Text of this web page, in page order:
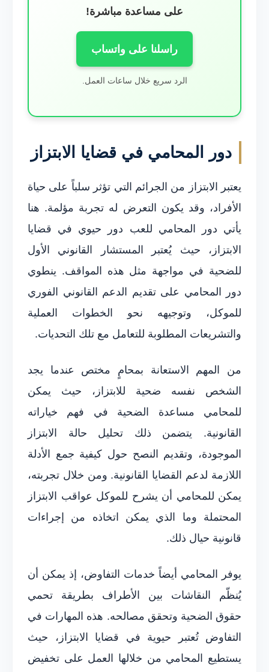
على مساعدة مباشرة!
راسلنا على واتساب
الرد سريع خلال ساعات العمل.
دور المحامي في قضايا الابتزاز
يعتبر الابتزاز من الجرائم التي تؤثر سلباً على حياة
الأفراد، وقد يكون التعرض له تجربة مؤلمة. هنا
يأتي دور المحامي للعب دور حيوي في قضايا
الابتزاز، حيث يُعتبر المستشار القانوني الأول
للضحية في مواجهة مثل هذه المواقف. ينطوي
دور المحامي على تقديم الدعم القانوني الفوري
للموكل، وتوجيهه نحو الخطوات العملية
والتشريعات المطلوبة للتعامل مع تلك التحديات.
من المهم الاستعانة بمحامٍ مختص عندما يجد
الشخص نفسه ضحية للابتزاز، حيث يمكن
للمحامي مساعدة الضحية في فهم خياراته
القانونية. يتضمن ذلك تحليل حالة الابتزاز
الموجودة، وتقديم النصح حول كيفية جمع الأدلة
اللازمة لدعم القضايا القانونية. ومن خلال تجربته،
يمكن للمحامي أن يشرح للموكل عواقب الابتزاز
المحتملة وما الذي يمكن اتخاذه من إجراءات
قانونية حيال ذلك.
يوفر المحامي أيضاً خدمات التفاوض، إذ يمكن أن
يُنظّم النقاشات بين الأطراف بطريقة تحمي
حقوق الضحية وتحقق مصالحه. هذه المهارات في
التفاوض تُعتبر حيوية في قضايا الابتزاز، حيث
يستطيع المحامي من خلالها العمل على تخفيض